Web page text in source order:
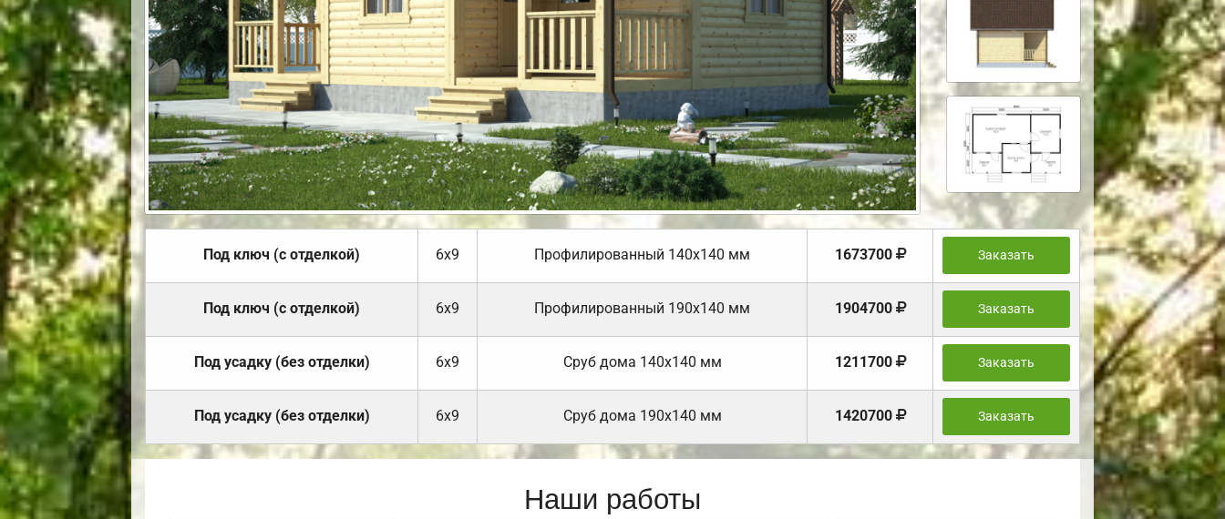
Под ключ (с отделкой) 6х9 Профилированный 140х140 мм 1673700 Заказать
Под ключ (с отделкой) 6х9 Профилированный 190х140 мм 1904700 Заказать
Под усадку (без отделки) 6х9 Cруб дома 140х140 мм 1211700 Заказать
Под усадку (без отделки) 6х9 Cруб дома 190х140 мм 1420700 Заказать
Наши работы